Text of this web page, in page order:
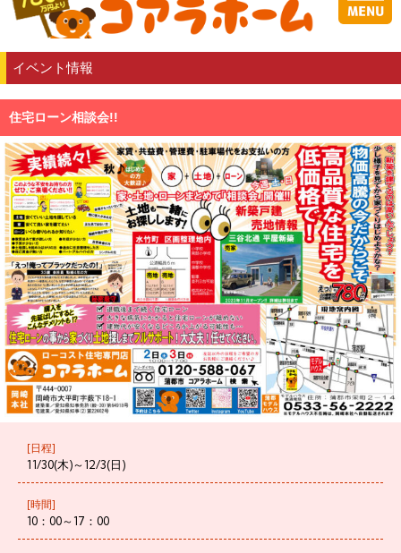
イベント情報
住宅ローン相談会!!
[日程]
11/30(木)～12/3(日)
[時間]
10：00～17：00